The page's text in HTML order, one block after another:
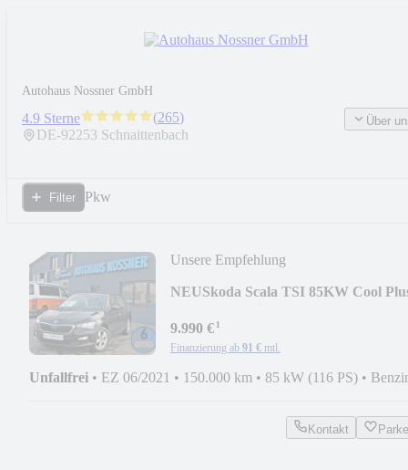
Autohaus Nossner GmbH
4.9 Sterne (265)
DE-92253 Schnaittenbach
Über
Filter Pkw
Unsere Empfehlung
NEUSkoda Scala TSI 85KW Cool
9.990 €¹
Finanzierung ab 91 € mtl.
Unfallfrei • EZ 06/2021 • 150.000 km • 85 kW (116 PS) •
Kontakt